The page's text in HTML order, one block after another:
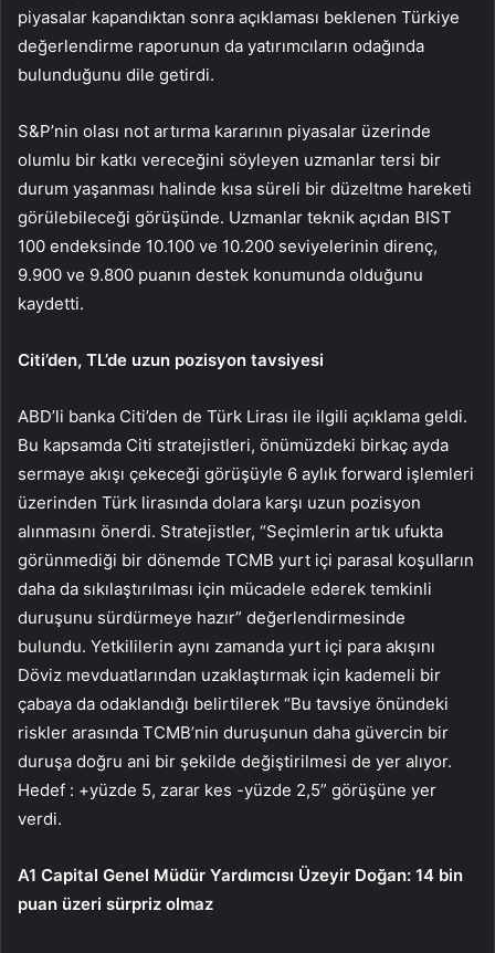
piyasalar kapandıktan sonra açıklaması beklenen Türkiye
değerlendirme raporunun da yatırımcıların odağında
bulunduğunu dile getirdi.
S&P’nin olası not artırma kararının piyasalar üzerinde
olumlu bir katkı vereceğini söyleyen uzmanlar tersi bir
durum yaşanması halinde kısa süreli bir düzeltme hareketi
görülebileceği görüşünde. Uzmanlar teknik açıdan BIST
100 endeksinde 10.100 ve 10.200 seviyelerinin direnç,
9.900 ve 9.800 puanın destek konumunda olduğunu
kaydetti.
Citi’den, TL’de uzun pozisyon tavsiyesi
ABD’li banka Citi’den de Türk Lirası ile ilgili açıklama geldi.
Bu kapsamda Citi stratejistleri, önümüzdeki birkaç ayda
sermaye akışı çekeceği görüşüyle 6 aylık forward işlemleri
üzerinden Türk lirasında dolara karşı uzun pozisyon
alınmasını önerdi. Stratejistler, “Seçimlerin artık ufukta
görünmediği bir dönemde TCMB yurt içi parasal koşulların
daha da sıkılaştırılması için mücadele ederek temkinli
duruşunu sürdürmeye hazır” değerlendirmesinde
bulundu. Yetkililerin aynı zamanda yurt içi para akışını
Döviz mevduatlarından uzaklaştırmak için kademeli bir
çabaya da odaklandığı belirtilerek “Bu tavsiye önündeki
riskler arasında TCMB’nin duruşunun daha güvercin bir
duruşa doğru ani bir şekilde değiştirilmesi de yer alıyor.
Hedef : +yüzde 5, zarar kes -yüzde 2,5” görüşüne yer
verdi.
A1 Capital Genel Müdür Yardımcısı Üzeyir Doğan: 14 bin
puan üzeri sürpriz olmaz